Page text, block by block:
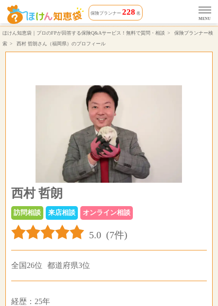
西村 哲朗さん（対応エリア 山口県, 福岡県, 広島県, 島根県）相談できる保険プランナーのプロフィール | ほけん知恵袋
保険プランナー 228 名
MENU
ほけん知恵袋｜プロのFPが回答する保険Q&Aサービス！無料で質問・相談
保険プランナー検
索
西村 哲朗さん（福岡県）のプロフィール
西村 哲朗
訪問相談 来店相談 オンライン相談
5.0 (7件)
全国26位 都道府県3位
経歴：25年